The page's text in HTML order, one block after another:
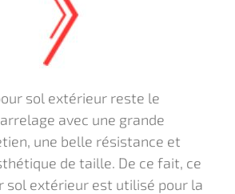
sol extérieur reste le
avec une grande
une belle résistance et
de taille. De ce fait, ce
sol extérieur est utilisé pour la